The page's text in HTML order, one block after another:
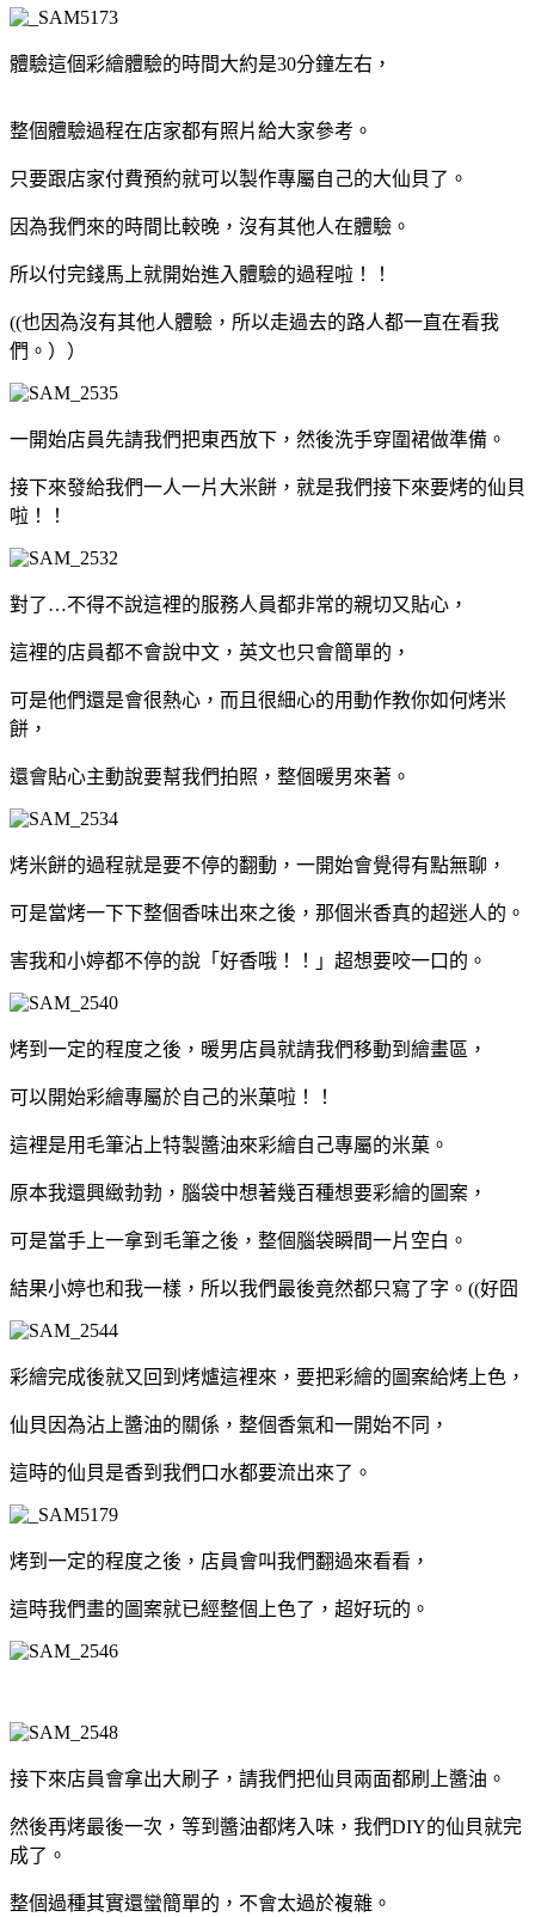
體驗這個彩繪體驗的時間大約是30分鐘左右，
整個體驗過程在店家都有照片給大家參考。
只要跟店家付費預約就可以製作專屬自己的大仙貝了。
因為我們來的時間比較晚，沒有其他人在體驗。
所以付完錢馬上就開始進入體驗的過程啦！！
((也因為沒有其他人體驗，所以走過去的路人都一直在看我
們。））
一開始店員先請我們把東西放下，然後洗手穿圍裙做準備。
接下來發給我們一人一片大米餅，就是我們接下來要烤的仙貝
啦！！
對了…不得不說這裡的服務人員都非常的親切又貼心，
這裡的店員都不會說中文，英文也只會簡單的，
可是他們還是會很熱心，而且很細心的用動作教你如何烤米
餅，
還會貼心主動說要幫我們拍照，整個暖男來著。
烤米餅的過程就是要不停的翻動，一開始會覺得有點無聊，
可是當烤一下下整個香味出來之後，那個米香真的超迷人的。
害我和小婷都不停的說「好香哦！！」超想要咬一口的。
烤到一定的程度之後，暖男店員就請我們移動到繪畫區，
可以開始彩繪專屬於自己的米菓啦！！
這裡是用毛筆沾上特製醬油來彩繪自己專屬的米菓。
原本我還興緻勃勃，腦袋中想著幾百種想要彩繪的圖案，
可是當手上一拿到毛筆之後，整個腦袋瞬間一片空白。
結果小婷也和我一樣，所以我們最後竟然都只寫了字。((好囧
彩繪完成後就又回到烤爐這裡來，要把彩繪的圖案給烤上色，
仙貝因為沾上醬油的關係，整個香氣和一開始不同，
這時的仙貝是香到我們口水都要流出來了。
烤到一定的程度之後，店員會叫我們翻過來看看，
這時我們畫的圖案就已經整個上色了，超好玩的。
接下來店員會拿出大刷子，請我們把仙貝兩面都刷上醬油。
然後再烤最後一次，等到醬油都烤入味，我們DIY的仙貝就完
成了。
整個過種其實還蠻簡單的，不會太過於複雜。